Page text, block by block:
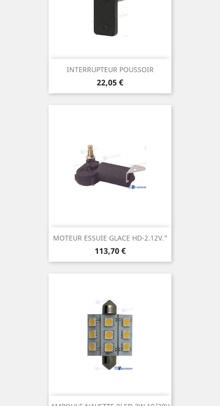
INTERRUPTEUR POUSSOIR
Prix
22,05 €
MOTEUR ESSUIE GLACE HD-2.12V."
Prix
113,70 €